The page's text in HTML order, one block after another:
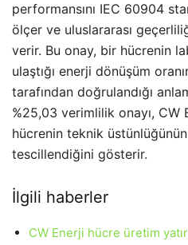
performansını IEC 60904
ölçer ve uluslararası
verir. Bu onay, bir hücrenin
ulaştığı enerji dönüşüm
tarafından doğrulandığı
%25,03 verimlilik onayı, CW
hücrenin teknik
tescillendiğini gösterir.
İlgili haberler
CW Enerji hücre üretim